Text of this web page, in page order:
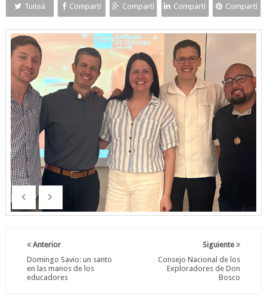
Tuiteá Compartí Compartí Compartí Compartí
Siguiente
Consejo Nacional de los
Exploradores de Don
Bosco
Anterior
Domingo Savio: un santo
en las manos de los
educadores